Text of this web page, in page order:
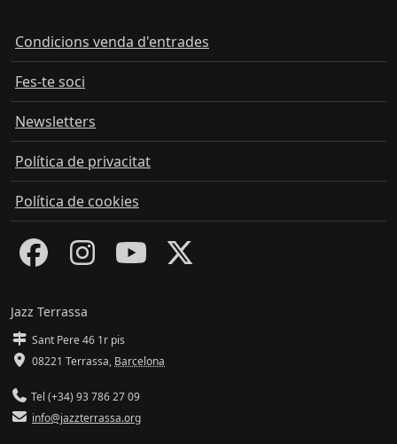
Condicions venda d'entrades
Fes-te soci
Newsletters
Política de privacitat
Política de cookies
Jazz Terrassa
Sant Pere 46 1r pis
08221 Terrassa, Barcelona
Tel (+34) 93 786 27 09
info@jazzterrassa.org